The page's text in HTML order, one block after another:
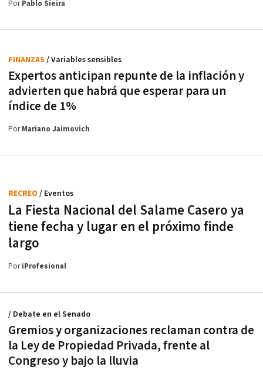
PorPablo Sieira
Expertos anticipan repunte de la inflación y
advierten que habrá que esperar para un
índice de 1%
FINANZAS / Variables sensibles
PorMariano Jaimovich
La Fiesta Nacional del Salame Casero ya
tiene fecha y lugar en el próximo finde
largo
RECREO / Eventos
PoriProfesional
Gremios y organizaciones reclaman contra de
la Ley de Propiedad Privada, frente al
Congreso y bajo la lluvia
/ Debate en el Senado